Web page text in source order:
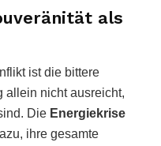
als
ist die bittere
allein nicht ausreicht,
Die Energiekrise
ihre gesamte